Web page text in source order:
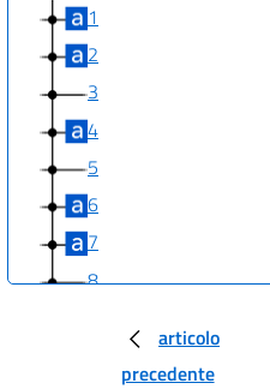
1
2
3
4
5
6
7
8
articolo
precedente